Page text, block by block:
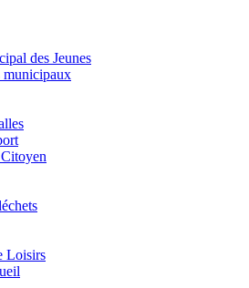
des Jeunes
municipaux
Loisirs